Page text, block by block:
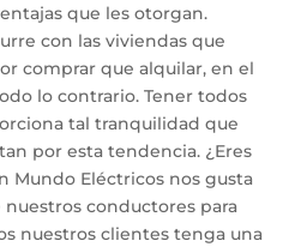
que les otorgan.
con las viviendas que
comprar que alquilar, en el
lo contrario. Tener todos
tal tranquilidad que
por esta tendencia. ¿Eres
Mundo Eléctricos nos gusta
conductores para
nuestros clientes tenga una